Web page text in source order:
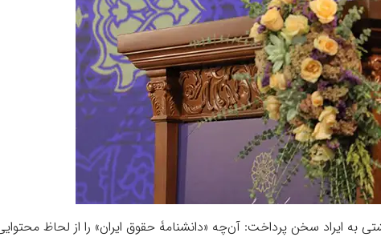
به ایراد سخن پرداخت: آن‌چه «دانشنامۀ حقوق ایران» را از لحاظ